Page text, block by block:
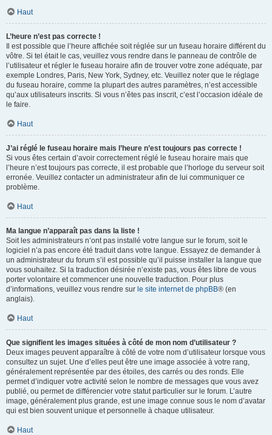
Haut
L’heure n’est pas correcte !
Il est possible que l’heure affichée soit réglée sur un fuseau horaire différent du
vôtre. Si tel était le cas, veuillez vous rendre dans le panneau de contrôle de
l’utilisateur et régler le fuseau horaire afin de trouver votre zone adéquate, par
exemple Londres, Paris, New York, Sydney, etc. Veuillez noter que le réglage
du fuseau horaire, comme la plupart des autres paramètres, n’est accessible
qu’aux utilisateurs inscrits. Si vous n’êtes pas inscrit, c’est l’occasion idéale de
le faire.
Haut
J’ai réglé le fuseau horaire mais l’heure n’est toujours pas correcte !
Si vous êtes certain d’avoir correctement réglé le fuseau horaire mais que
l’heure n’est toujours pas correcte, il est probable que l’horloge du serveur soit
erronée. Veuillez contacter un administrateur afin de lui communiquer ce
problème.
Haut
Ma langue n’apparaît pas dans la liste !
Soit les administrateurs n’ont pas installé votre langue sur le forum, soit le
logiciel n’a pas encore été traduit dans votre langue. Essayez de demander à
un administrateur du forum s’il est possible qu’il puisse installer la langue que
vous souhaitez. Si la traduction désirée n’existe pas, vous êtes libre de vous
porter volontaire et commencer une nouvelle traduction. Pour plus
d’informations, veuillez vous rendre sur le site internet de phpBB® (en
anglais).
Haut
Que signifient les images situées à côté de mon nom d’utilisateur ?
Deux images peuvent apparaître à côté de votre nom d’utilisateur lorsque vous
consultez un sujet. Une d’elles peut être une image associée à votre rang,
généralement représentée par des étoiles, des carrés ou des ronds. Elle
permet d’indiquer votre activité selon le nombre de messages que vous avez
publié, ou permet de différencier votre statut particulier sur le forum. L’autre
image, généralement plus grande, est une image connue sous le nom d’avatar
qui est bien souvent unique et personnelle à chaque utilisateur.
Haut